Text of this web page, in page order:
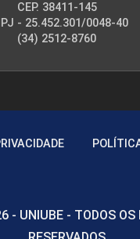
CEP. 38411-145
- 25.452.301/0048-40
(34) 2512-8760
- UNIUBE - TODOS OS